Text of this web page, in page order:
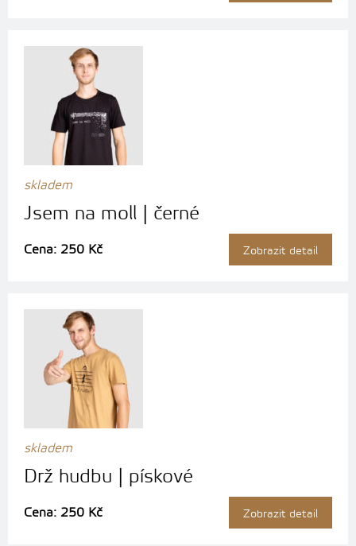
skladem
Jsem na moll | černé
Cena: 250 Kč Zobrazit detail
skladem
Drž hudbu | pískové
Cena: 250 Kč Zobrazit detail